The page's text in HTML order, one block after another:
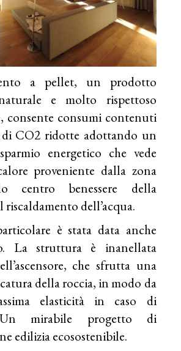
a pellet, un prodotto
e molto rispettoso
consente consumi contenuti
di CO2 ridotte adottando un
energetico che vede
proveniente dalla zona
centro benessere della
dell’acqua.
è stata data anche
La struttura è inanellata
che sfrutta una
della roccia, in modo da
elasticità in caso di
Un mirabile progetto di
edilizia ecosostenibile.